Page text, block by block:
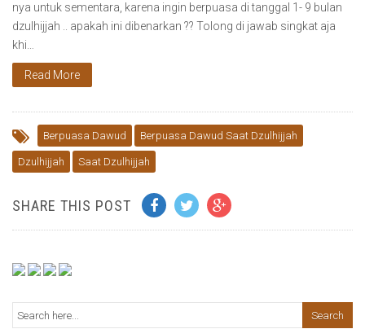
nya untuk sementara, karena ingin berpuasa di tanggal 1- 9 bulan
dzulhijjah .. apakah ini dibenarkan ?? Tolong di jawab singkat aja
khi…
Read More
Berpuasa Dawud Berpuasa Dawud Saat Dzulhijjah
Dzulhijjah Saat Dzulhijjah
SHARE THIS POST